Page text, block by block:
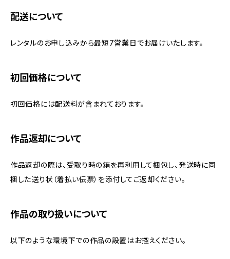
配送について
レンタルのお申し込みから最短7営業日でお届けいたします。
初回価格について
初回価格には配送料が含まれております。
作品返却について
作品返却の際は、受取り時の箱を再利用して梱包し、発送時に同
梱した送り状（着払い伝票）を添付してご返却ください。
作品の取り扱いについて
以下のような環境下での作品の設置はお控えください。